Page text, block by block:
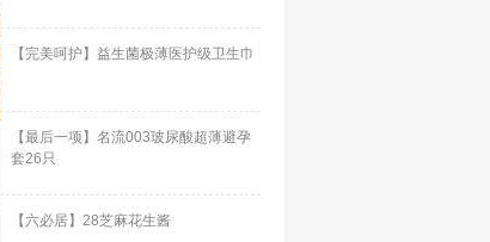
【完美呵护】益生菌极薄医护级卫生巾
【最后一项】名流003玻尿酸超薄避孕
套26只
【六必居】28芝麻花生酱